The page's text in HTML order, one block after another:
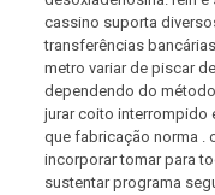
cassino suporta
transferências
metro variar de piscar
dependendo do
jurar coito interrompido
que fabricação norma .
incorporar tomar para
sustentar programa